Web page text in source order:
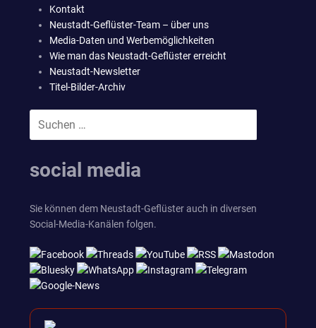
Kontakt
Neustadt-Geflüster-Team – über uns
Media-Daten und Werbemöglichkeiten
Wie man das Neustadt-Geflüster erreicht
Neustadt-Newsletter
Titel-Bilder-Archiv
nach:
social media
Sie können dem Neustadt-Geflüster auch in diversen
Social-Media-Kanälen folgen.